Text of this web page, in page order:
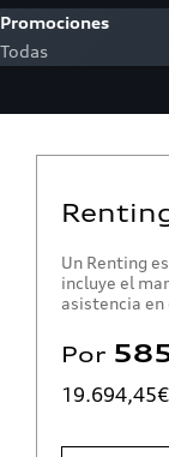
Promociones
Todas